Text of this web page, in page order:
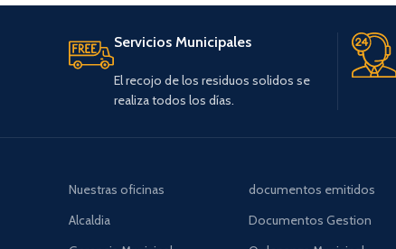
Servicios Municipales
El recojo de los residuos solidos se
realiza todos los días.
Nuestras oficinas
Alcaldia
documentos emitidos
Documentos Gestion